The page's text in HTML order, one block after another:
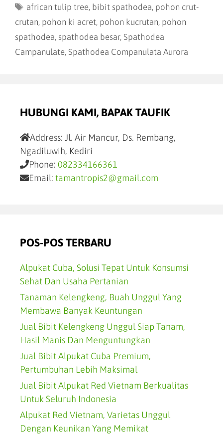
african tulip tree, bibit spathodea, pohon crut-
crutan, pohon ki acret, pohon kucrutan, pohon
spathodea, spathodea besar, Spathodea
Campanulate, Spathodea Companulata Aurora
HUBUNGI KAMI, BAPAK TAUFIK
Address: Jl. Air Mancur, Ds. Rembang,
Ngadiluwih, Kediri
Phone: 082334166361
Email: tamantropis2@gmail.com
POS-POS TERBARU
Alpukat Cuba, Solusi Tepat Untuk Konsumsi
Sehat Dan Usaha Pertanian
Tanaman Kelengkeng, Buah Unggul Yang
Membawa Banyak Keuntungan
Jual Bibit Kelengkeng Unggul Siap Tanam,
Hasil Manis Dan Menguntungkan
Jual Bibit Alpukat Cuba Premium,
Pertumbuhan Lebih Maksimal
Jual Bibit Alpukat Red Vietnam Berkualitas
Untuk Seluruh Indonesia
Alpukat Red Vietnam, Varietas Unggul
Dengan Keunikan Yang Memikat